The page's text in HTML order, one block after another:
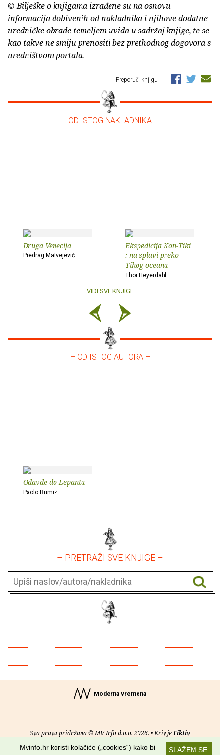
© Bilješke o knjigama izrađene su na osnovu
informacija dobivenih od nakladnika i njihove dodatne
uredničke obrade temeljem uvida u sadržaj knjige, te se
kao takve ne smiju prenositi bez prethodnog dogovora s
uredništvom portala.
Preporuči knjigu
– OD ISTOG NAKLADNIKA –
Druga Venecija
Predrag Matvejević
Ekspedicija Kon-Tiki
: na splavi preko
Tihog oceana
Thor Heyerdahl
VIDI SVE KNJIGE
– OD ISTOG AUTORA –
Odavde do Lepanta
Paolo Rumiz
– PRETRAŽI SVE KNJIGE –
Moderna vremena
Sva prava pridržana © MV Info d.o.o. 2026. • Kriv jeFiktiv
O nama• Pomoć• Uvjeti korištenja•RSS kanaliSLAŽEM SE
Mvinfo.hr koristi kolačiće („cookies“) kako bi